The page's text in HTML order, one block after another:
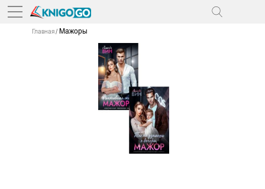
Главная Мажоры